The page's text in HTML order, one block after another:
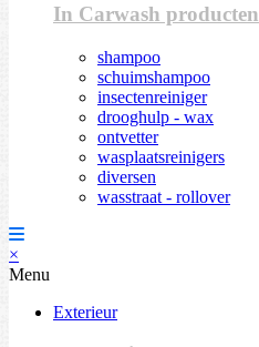
In Carwash producten
shampoo
schuimshampoo
insectenreiniger
drooghulp - wax
ontvetter
wasplaatsreinigers
diversen
wasstraat - rollover
×
Menu
Exterieur